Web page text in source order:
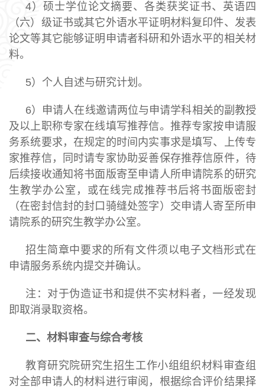
4）硕士学位论文摘要、各类获奖证书、英语四
（六）级证书或其它外语水平证明材料复印件、发表
论文等其它能够证明申请者科研和外语水平的相关材
料。
5）个人自述与研究计划。
6）申请人在线邀请两位与申请学科相关的副教授
及以上职称专家在线填写推荐信。推荐专家按申请服
务系统要求，在规定的时间内实事求是填写、上传专
家推荐信，同时请专家协助妥善保存推荐信原件，待
后续接收通知将书面版寄至申请人所申请院系的研究
生教学办公室，或在线完成推荐书后将书面版密封
（在密封信封的封口骑缝处签字）交申请人寄至所申
请院系的研究生教学办公室。
招生简章中要求的所有文件须以电子文档形式在
申请服务系统内提交并确认。
注：对于伪造证书和提供不实材料者，一经发现
即取消录取资格。
二、材料审查与综合考核
教育研究院研究生招生工作小组组织材料审查组
对全部申请人的材料进行审阅，根据综合评价结果择